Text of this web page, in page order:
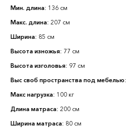
Мин. длина: 136 см
Макс. длина: 207 см
Ширина: 85 см
Высота изножья: 77 см
Высота изголовья: 97 см
Выс своб пространства под мебелью
Макс нагрузка: 100 кг
Длина матраса: 200 см
Ширина матраса: 80 см